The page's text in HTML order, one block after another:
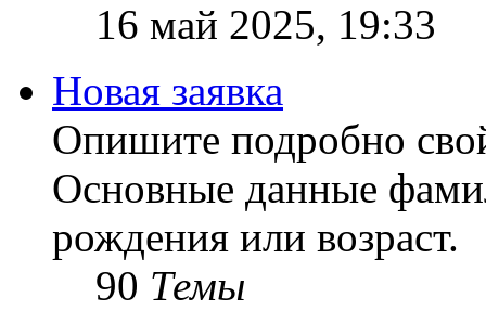
16 май 2025, 19:33
Новая заявка
Опишите подробно
Основные данные
рождения или возраст.
90 Темы